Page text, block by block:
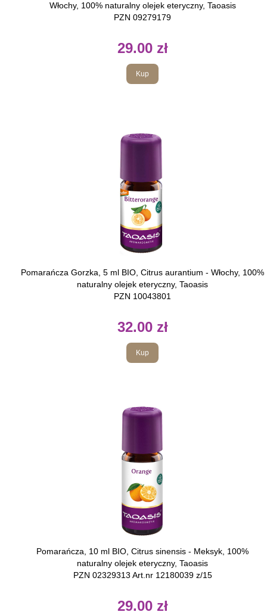
Włochy, 100% naturalny olejek eteryczny, Taoasis
PZN 09279179
29.00 zł
Kup
Pomarańcza Gorzka, 5 ml BIO, Citrus aurantium - Włochy, 100%
naturalny olejek eteryczny, Taoasis
PZN 10043801
32.00 zł
Kup
Pomarańcza, 10 ml BIO, Citrus sinensis - Meksyk, 100%
naturalny olejek eteryczny, Taoasis
PZN 02329313 Art.nr 12180039 z/15
29.00 zł